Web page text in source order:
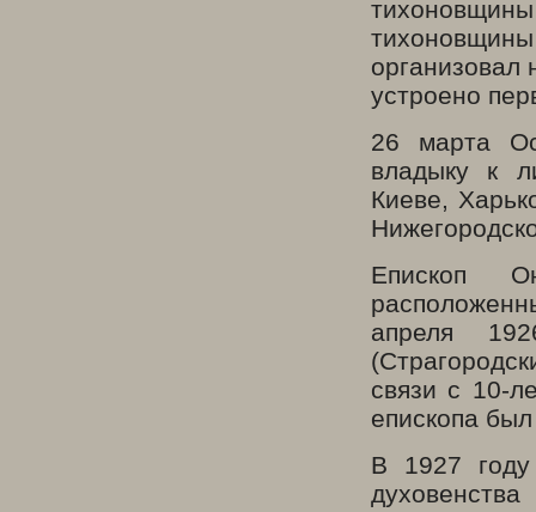
тихоновщины
организовал
устроено
26 марта
владыку к
Киеве,
Епископ
апреля
связи с 10-
епископа
В 1927